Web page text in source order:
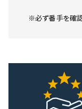
※必ず番手を確認